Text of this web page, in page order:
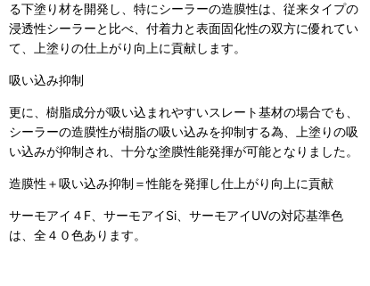
る下塗り材を開発し、特にシーラーの造膜性は、従来タイプの
浸透性シーラーと比べ、付着力と表面固化性の双方に優れてい
て、上塗りの仕上がり向上に貢献します。
吸い込み抑制
更に、樹脂成分が吸い込まれやすいスレート基材の場合でも、
シーラーの造膜性が樹脂の吸い込みを抑制する為、上塗りの吸
い込みが抑制され、十分な塗膜性能発揮が可能となりました。
造膜性＋吸い込み抑制＝性能を発揮し仕上がり向上に貢献
サーモアイ４F、サーモアイSi、サーモアイUVの対応基準色
は、全４０色あります。